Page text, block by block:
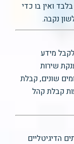
ואין בו כדי
נקבה.
מידע
שירות
שונים, קבלת
קבלת קהל
הדיגיטליים